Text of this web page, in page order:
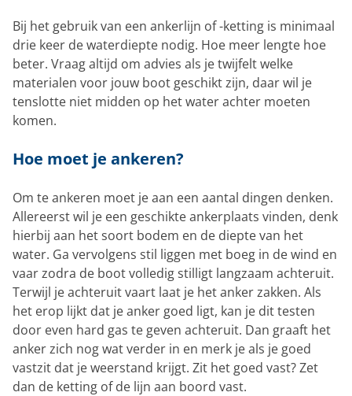
Bij het gebruik van een ankerlijn of -ketting is minimaal
drie keer de waterdiepte nodig. Hoe meer lengte hoe
beter. Vraag altijd om advies als je twijfelt welke
materialen voor jouw boot geschikt zijn, daar wil je
tenslotte niet midden op het water achter moeten
komen.
Hoe moet je ankeren?
Om te ankeren moet je aan een aantal dingen denken.
Allereerst wil je een geschikte ankerplaats vinden, denk
hierbij aan het soort bodem en de diepte van het
water. Ga vervolgens stil liggen met boeg in de wind en
vaar zodra de boot volledig stilligt langzaam achteruit.
Terwijl je achteruit vaart laat je het anker zakken. Als
het erop lijkt dat je anker goed ligt, kan je dit testen
door even hard gas te geven achteruit. Dan graaft het
anker zich nog wat verder in en merk je als je goed
vastzit dat je weerstand krijgt. Zit het goed vast? Zet
dan de ketting of de lijn aan boord vast.